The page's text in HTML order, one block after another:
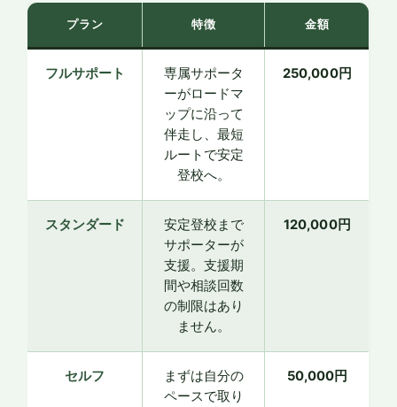
プラン 特徴 金額
フルサポート
専属サポータ
ーがロードマ
ップに沿って
伴走し、最短
ルートで安定
登校へ。
250,000円
スタンダード
安定登校まで
サポーターが
支援。支援期
間や相談回数
の制限はあり
ません。
120,000円
セルフ
まずは自分の
ペースで取り
50,000円